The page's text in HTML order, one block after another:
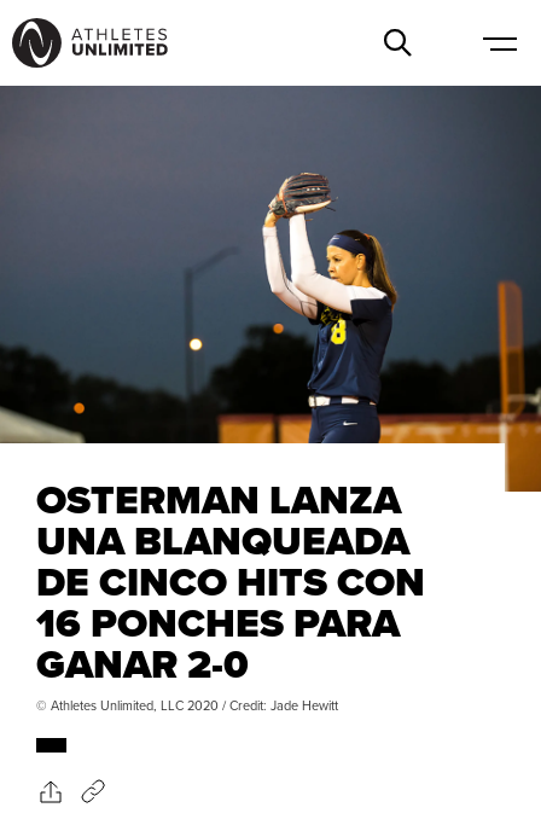
OSTERMAN LANZA
UNA BLANQUEADA
DE CINCO HITS CON
16 PONCHES PARA
GANAR 2-0
© Athletes Unlimited, LLC 2020 / Credit: Jade Hewitt